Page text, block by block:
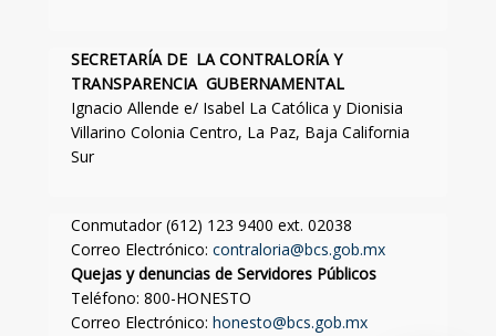
SECRETARÍA DE LA CONTRALORÍA Y
TRANSPARENCIA GUBERNAMENTAL
Ignacio Allende e/ Isabel La Católica y Dionisia
Villarino Colonia Centro, La Paz, Baja California
Sur
Conmutador (612) 123 9400 ext. 02038
Correo Electrónico: contraloria@bcs.gob.mx
Quejas y denuncias de Servidores Públicos
Teléfono: 800-HONESTO
Correo Electrónico: honesto@bcs.gob.mx